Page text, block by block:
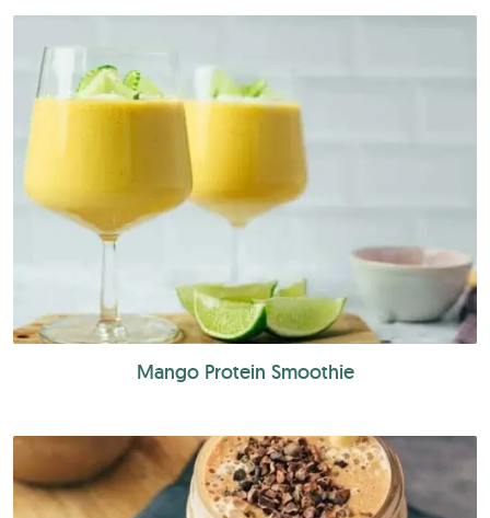
Mango Protein Smoothie